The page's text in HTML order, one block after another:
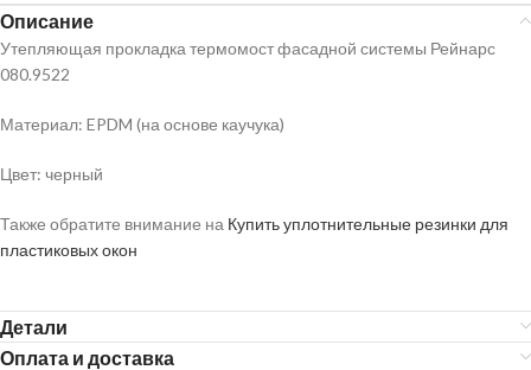
Описание
Утепляющая прокладка термомост фасадной системы Рейнарс
080.9522
Материал: EPDM (на основе каучука)
Цвет: черный
Также обратите внимание на Купить уплотнительные резинки для
пластиковых окон
Детали
Оплата и доставка